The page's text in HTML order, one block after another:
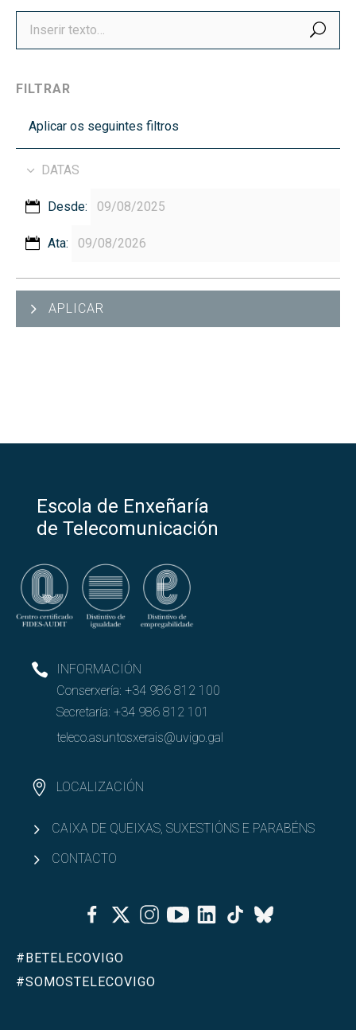
FILTRAR
Aplicar os seguintes filtros
DATAS
Desde:
Ata:
APLICAR
Escola de Enxeñaría
de Telecomunicación
INFORMACIÓN
Conserxería: +34 986 812 100
Secretaría: +34 986 812 101
teleco.asuntosxerais@uvigo.gal
LOCALIZACIÓN
CAIXA DE QUEIXAS, SUXESTIÓNS E PARABÉNS
CONTACTO
FacebookTwitterInstagramYoutubeLinkedinTiktok
Bluesky
#BETELECOVIGO
#SOMOSTELECOVIGO